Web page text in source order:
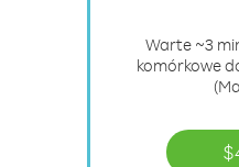
Warte ~3
komórkowe